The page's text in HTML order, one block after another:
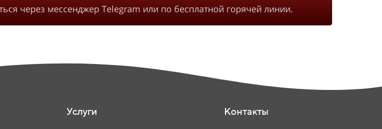
через мессенджер Telegram или по бесплатной горячей линии.
Услуги Контакты